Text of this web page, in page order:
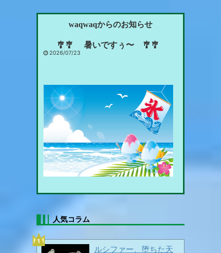
waqwaqからのお知らせ
🎐🎐 暑いですぅ〜 🎐🎐
2026/07/23
暑中お見舞い申し上げます🍦
🍃🍃 新緑眩い頃 🍃🍃
2026/05/15
人気コラム
ルシファー、堕ちた天